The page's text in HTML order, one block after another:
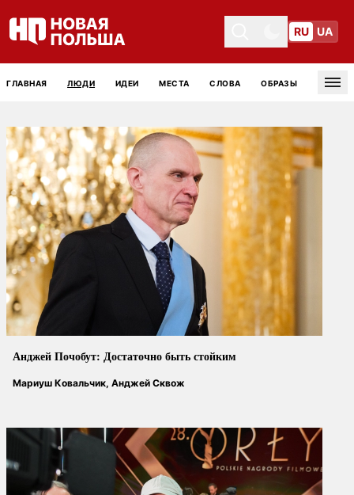
Toggle themeToggle theme
RU UA
ГЛАВНАЯ ЛЮДИ ИДЕИ МЕСТА СЛОВА ОБРАЗЫ
Анджей Почобут: Достаточно быть стойким
Мариуш Ковальчик, Анджей Сквож